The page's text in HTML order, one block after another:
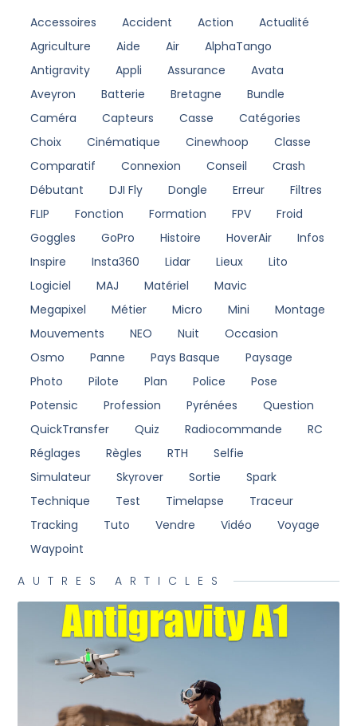
Accessoires Accident Action
Actualité
Agriculture
Aide Air
AlphaTango
Antigravity
Appli Assurance
Avata
Aveyron
Batterie Bretagne
Bundle
Caméra
Capteurs Casse
Catégories
Choix
Cinématique Cinewhoop
Classe
Comparatif
Connexion Conseil
Crash
Débutant
DJI Fly Dongle Erreur
Filtres
FLIP
Fonction Formation FPV
Froid
Goggles
GoPro Histoire HoverAir
Infos
Inspire
Insta360 Lidar Lieux
Lito
Logiciel
MAJ Matériel
Mavic
Megapixel
Métier Micro Mini
Montage
Mouvements
NEO Nuit
Occasion
Osmo
Panne Pays Basque
Paysage
Photo
Pilote Plan Police
Pose
Potensic
Profession Pyrénées
Question
QuickTransfer
Quiz Radiocommande
RC
Réglages
Règles RTH
Selfie
Simulateur
Skyrover Sortie
Spark
Technique
Test Timelapse
Traceur
Tracking
Tuto Vendre Vidéo
Voyage
Waypoint
AUTRES ARTICLES